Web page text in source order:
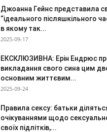
Джоанна Гейнс представила
“ідеального післяшкільного
в якому так...
2025-09-17
ЕКСКЛЮЗИВНА: Ерін Ендрюс
викладання свого сина цим
основним життєвим...
2025-09-24
Правила сексу: батьки
очікуваннями щодо
своїх підлітків,...